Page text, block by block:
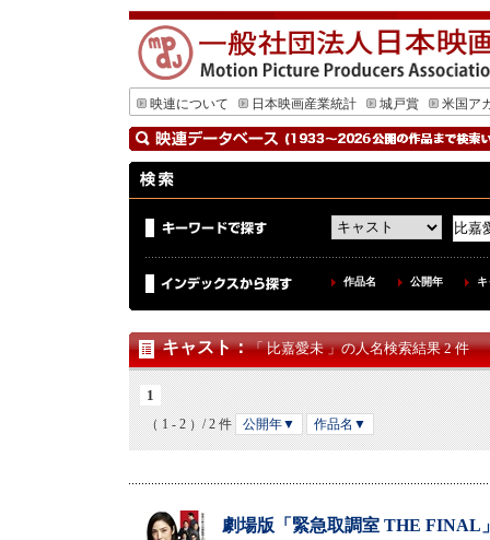
映連について 日本映画産業統計 城戸賞 米国ア
作品名 公開年
キャスト：「 比嘉愛未 」の人名検索結果 2 件
1
（ 1 - 2 ）/ 2 件 公開年▼ 作品名▼
劇場版「緊急取調室 THE FINAL